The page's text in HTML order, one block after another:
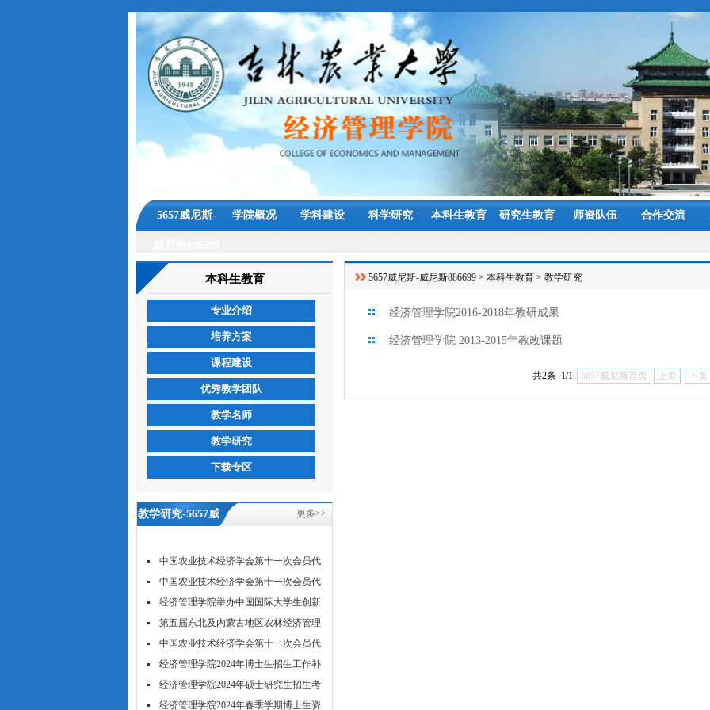
5657威尼斯- 学院概况 学科建设 科学研究 本科生教育 研究生教育 师资队伍 合作交流
本科生教育
专业介绍
培养方案
课程建设
优秀教学团队
教学名师
教学研究
下载专区
教学研究-5657威 更多>>
中国农业技术经济学会第十一次会员代
表...
中国农业技术经济学会第十一次会员代
表...
经济管理学院举办中国国际大学生创新
大...
第五届东北及内蒙古地区农林经济管理
学...
中国农业技术经济学会第十一次会员代
表...
经济管理学院2024年博士生招生工作补
充...
经济管理学院2024年硕士研究生招生考
试...
经济管理学院2024年春季学期博士生资
5657威尼斯-威尼斯886699 > 本科生教育 > 教学研究
经济管理学院2016-2018年教研成果
经济管理学院 2013-2015年教改课题
共2条 1/1 5657威尼斯首页 上页 下页